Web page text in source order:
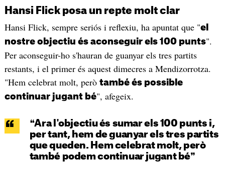
Hansi Flick posa un repte molt clar
Hansi Flick, sempre seriós i reflexiu, ha apuntat que "el
nostre objectiu és aconseguir els 100 punts".
Per aconseguir-ho s'hauran de guanyar els tres partits
restants, i el primer és aquest dimecres a Mendizorrotza.
"Hem celebrat molt, però també és possible
continuar jugant bé", afegeix.
❝Ara l'objectiu és sumar els 100 punts i,
per tant, hem de guanyar els tres partits
que queden. Hem celebrat molt, però
també podem continuar jugant bé❞